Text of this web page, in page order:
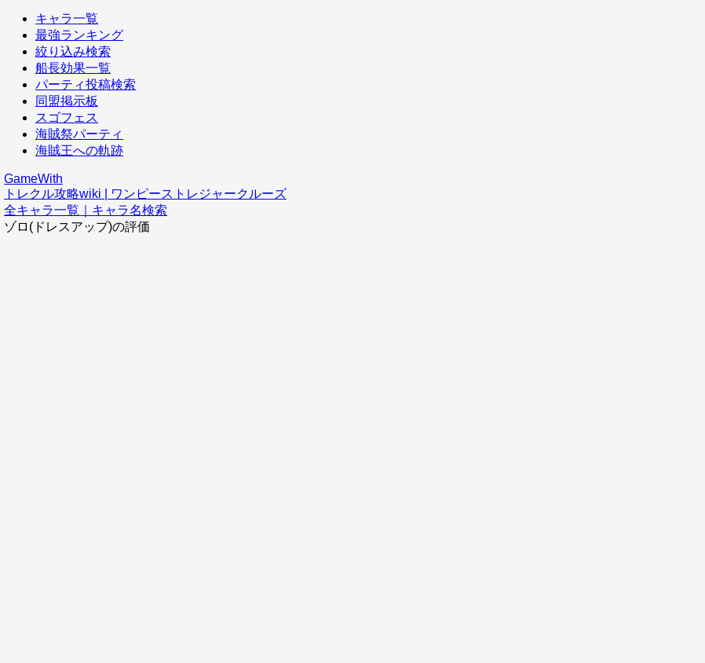
キャラ一覧
最強ランキング
絞り込み検索
船長効果一覧
パーティ投稿検索
同盟掲示板
スゴフェス
海賊祭パーティ
海賊王への軌跡
GameWith
トレクル攻略wiki | ワンピーストレジャークルーズ
全キャラ一覧｜キャラ名検索
ゾロ(ドレスアップ)の評価